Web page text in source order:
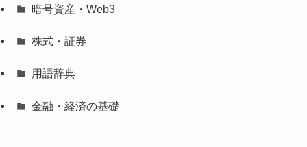
暗号資産・Web3
株式・証券
用語辞典
金融・経済の基礎